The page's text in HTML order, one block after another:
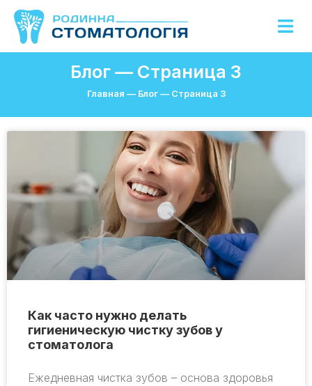
Блог — Страница 3
Главная — Блог— Страница 3
Как часто нужно делать
гигиеническую чистку зубов у
стоматолога
Ежедневная чистка зубов – основа здоровья